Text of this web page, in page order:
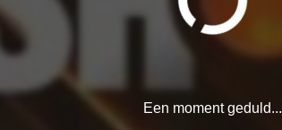
Een moment geduld...